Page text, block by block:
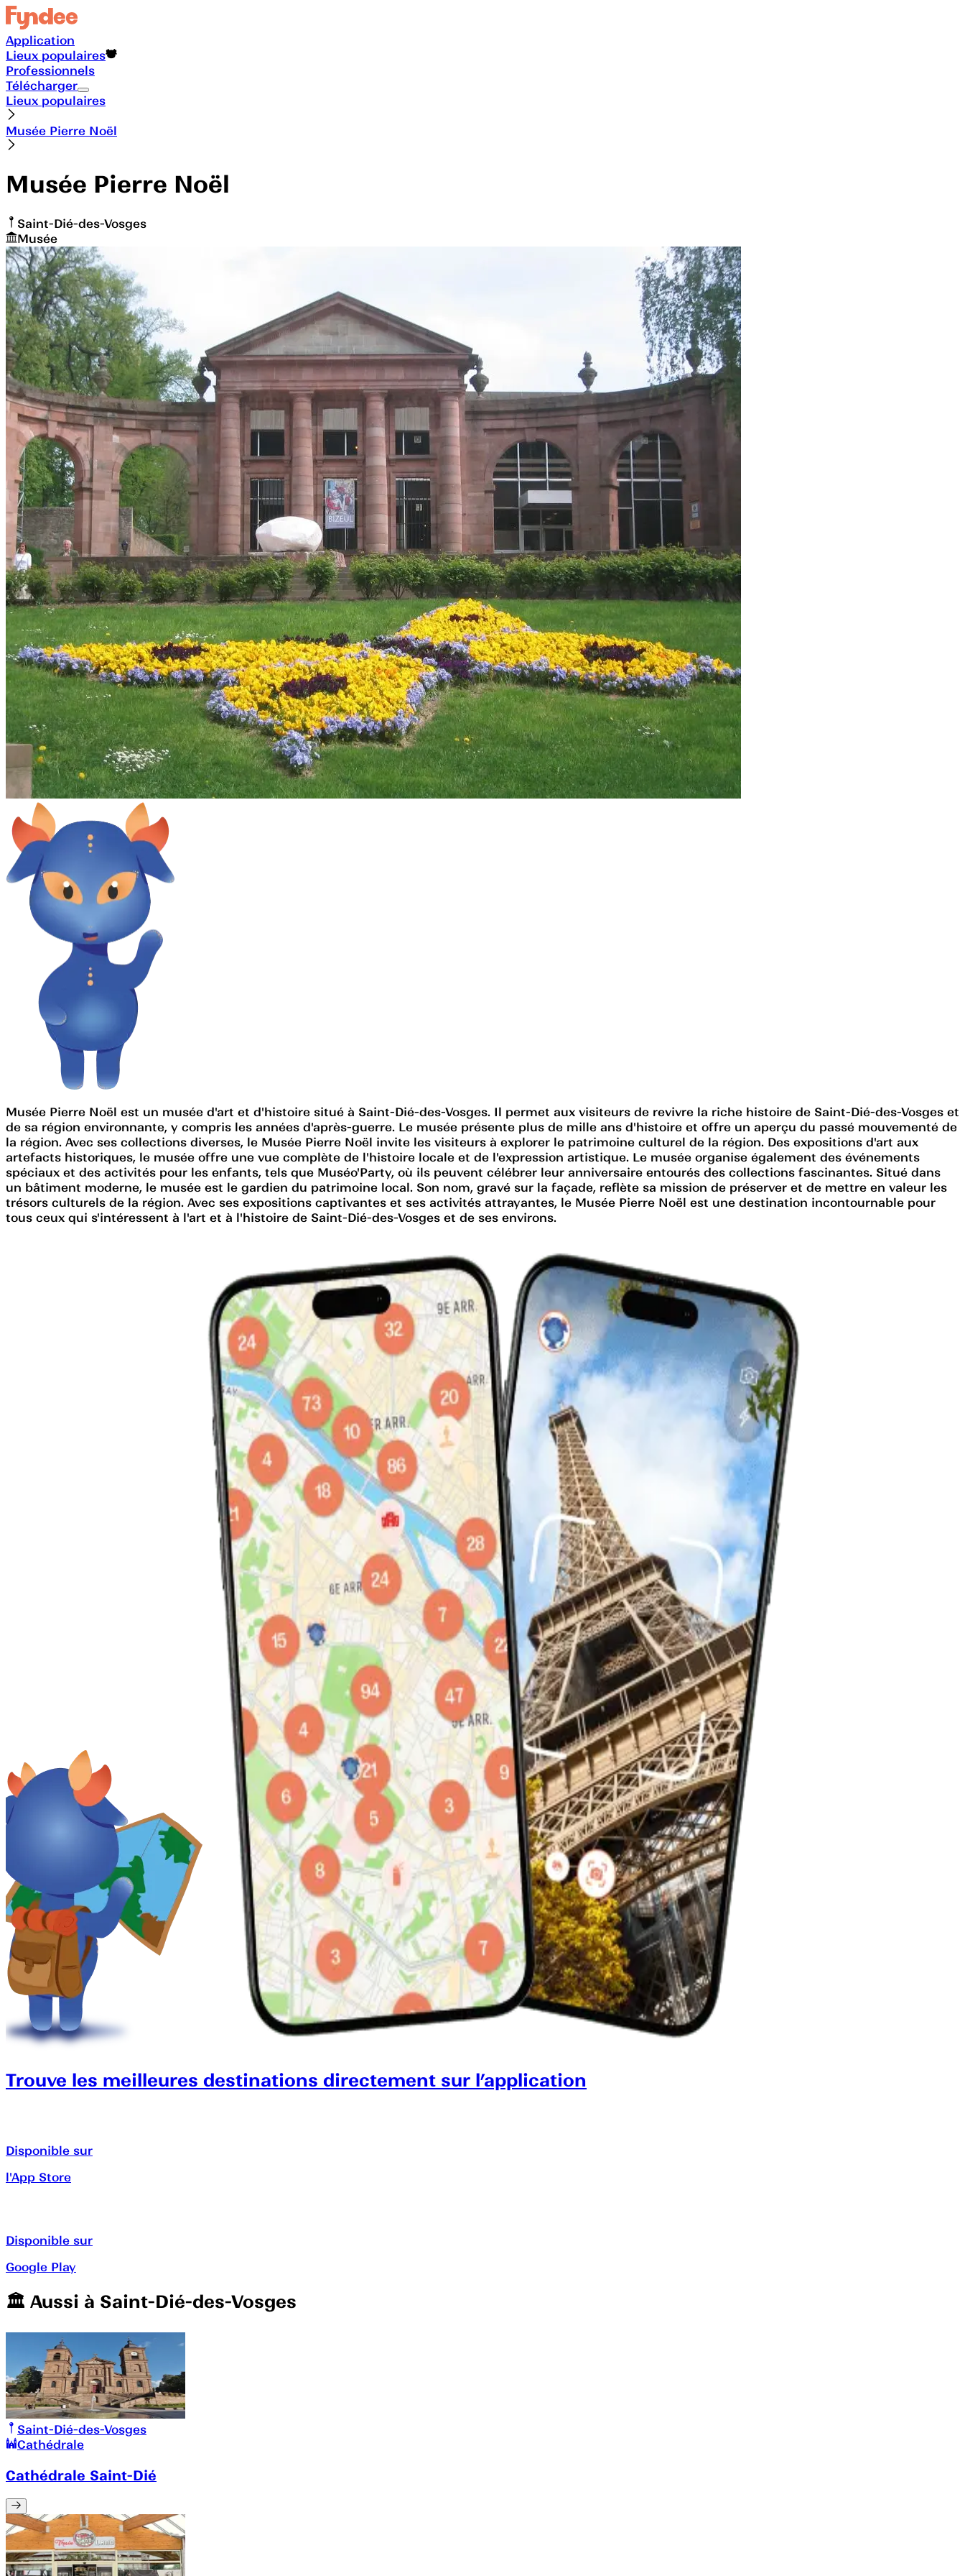
Application
Lieux populaires
Professionnels
Télécharger
Lieux populaires
Musée Pierre Noël
Musée Pierre Noël
Saint-Dié-des-Vosges
Musée
Musée Pierre Noël est un musée d'art et d'histoire situé à Saint-Dié-des-Vosges. Il permet aux visiteurs de revivre la riche histoire de Saint-Dié-des-Vosges et
de sa région environnante, y compris les années d'après-guerre. Le musée présente plus de mille ans d'histoire et offre un aperçu du passé mouvementé de
la région. Avec ses collections diverses, le Musée Pierre Noël invite les visiteurs à explorer le patrimoine culturel de la région. Des expositions d'art aux
artefacts historiques, le musée offre une vue complète de l'histoire locale et de l'expression artistique. Le musée organise également des événements
spéciaux et des activités pour les enfants, tels que Muséo'Party, où ils peuvent célébrer leur anniversaire entourés des collections fascinantes. Situé dans
un bâtiment moderne, le musée est le gardien du patrimoine local. Son nom, gravé sur la façade, reflète sa mission de préserver et de mettre en valeur les
trésors culturels de la région. Avec ses expositions captivantes et ses activités attrayantes, le Musée Pierre Noël est une destination incontournable pour
tous ceux qui s'intéressent à l'art et à l'histoire de Saint-Dié-des-Vosges et de ses environs.
Trouve les meilleures destinations directement sur l’application
Disponible sur
l'App Store
Disponible sur
Google Play
🏛️️ Aussi à Saint-Dié-des-Vosges
Saint-Dié-des-Vosges
Cathédrale
Cathédrale Saint-Dié